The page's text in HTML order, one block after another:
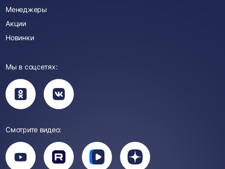
Менеджеры
Акции
Новинки
Мы в соцсетях:
Вы
перейдете
в
группу
Вы
перейдете
в
группу
Смотрите видео:
Вы
перейдете
на
Вы
Вы
Вы